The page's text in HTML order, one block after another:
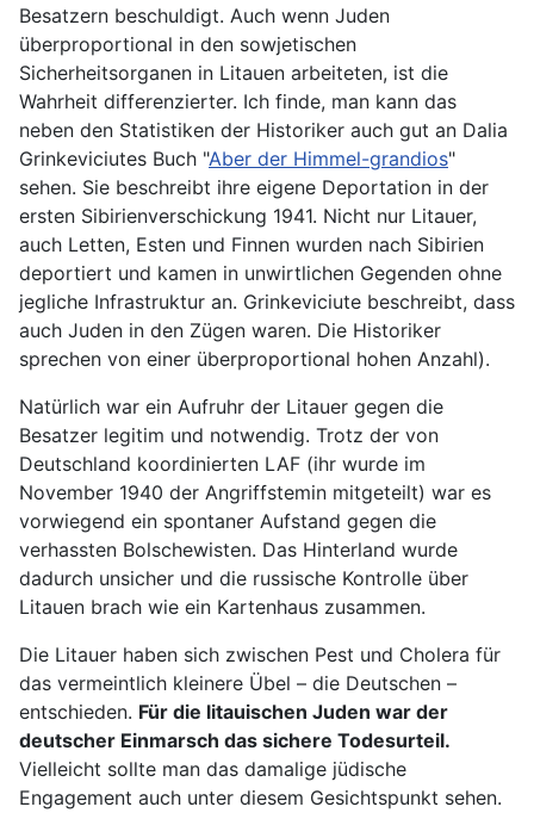
Besatzern beschuldigt. Auch wenn Juden
überproportional in den sowjetischen
Sicherheitsorganen in Litauen arbeiteten, ist die
Wahrheit differenzierter. Ich finde, man kann das
neben den Statistiken der Historiker auch gut an Dalia
Grinkeviciutes Buch "Aber der Himmel-grandios"
sehen. Sie beschreibt ihre eigene Deportation in der
ersten Sibirienverschickung 1941. Nicht nur Litauer,
auch Letten, Esten und Finnen wurden nach Sibirien
deportiert und kamen in unwirtlichen Gegenden ohne
jegliche Infrastruktur an. Grinkeviciute beschreibt, dass
auch Juden in den Zügen waren. Die Historiker
sprechen von einer überproportional hohen Anzahl).
Natürlich war ein Aufruhr der Litauer gegen die
Besatzer legitim und notwendig. Trotz der von
Deutschland koordinierten LAF (ihr wurde im
November 1940 der Angriffstemin mitgeteilt) war es
vorwiegend ein spontaner Aufstand gegen die
verhassten Bolschewisten. Das Hinterland wurde
dadurch unsicher und die russische Kontrolle über
Litauen brach wie ein Kartenhaus zusammen.
Die Litauer haben sich zwischen Pest und Cholera für
das vermeintlich kleinere Übel – die Deutschen –
entschieden. Für die litauischen Juden war der
deutscher Einmarsch das sichere Todesurteil.
Vielleicht sollte man das damalige jüdische
Engagement auch unter diesem Gesichtspunkt sehen.